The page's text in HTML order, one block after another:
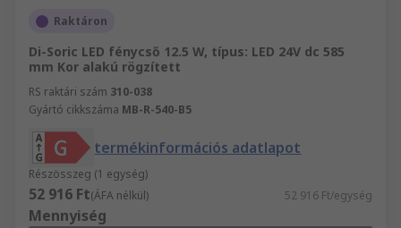
Raktáron
Di-Soric LED fénycső 12.5 W, típus: LED 24V dc 585
mm Kor alakú rögzített
RS raktári szám 310-038
Gyártó cikkszáma MB-R-540-B5
termékinformációs adatlapot
Részösszeg (1 egység)
52 916 Ft(ÁFA nélkül) 52 916 Ft/egység
Mennyiség